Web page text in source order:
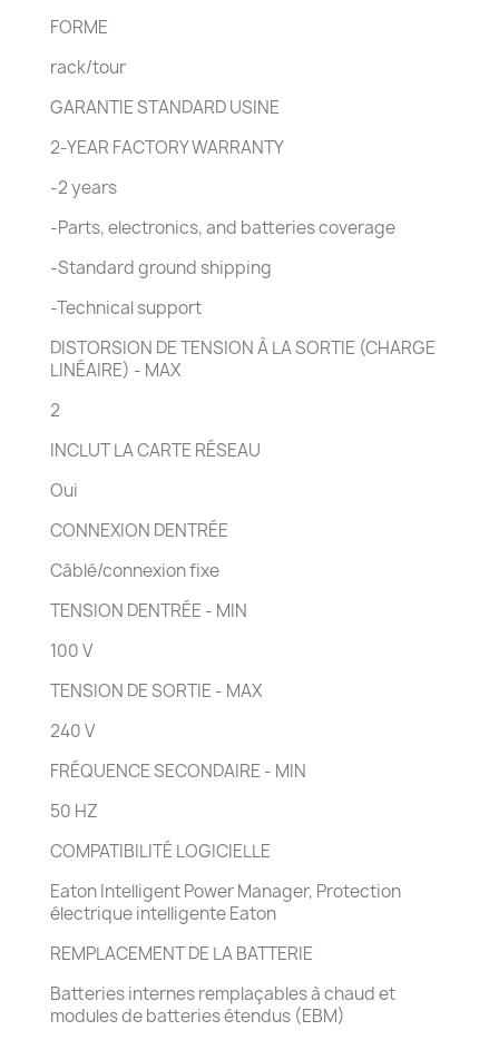
FORME
rack/tour
GARANTIE STANDARD USINE
2-YEAR FACTORY WARRANTY
-2 years
-Parts, electronics, and batteries coverage
-Standard ground shipping
-Technical support
DISTORSION DE TENSION À LA SORTIE (CHARGE
LINÉAIRE) - MAX
2
INCLUT LA CARTE RÉSEAU
Oui
CONNEXION DENTRÉE
Câblé/connexion fixe
TENSION DENTRÉE - MIN
100 V
TENSION DE SORTIE - MAX
240 V
FRÉQUENCE SECONDAIRE - MIN
50 HZ
COMPATIBILITÉ LOGICIELLE
Eaton Intelligent Power Manager, Protection
électrique intelligente Eaton
REMPLACEMENT DE LA BATTERIE
Batteries internes remplaçables à chaud et
modules de batteries étendus (EBM)